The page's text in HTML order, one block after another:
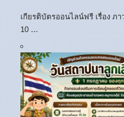
เกียรติบัตรออนไลน์ฟรี เรื่อง ภ
10 …